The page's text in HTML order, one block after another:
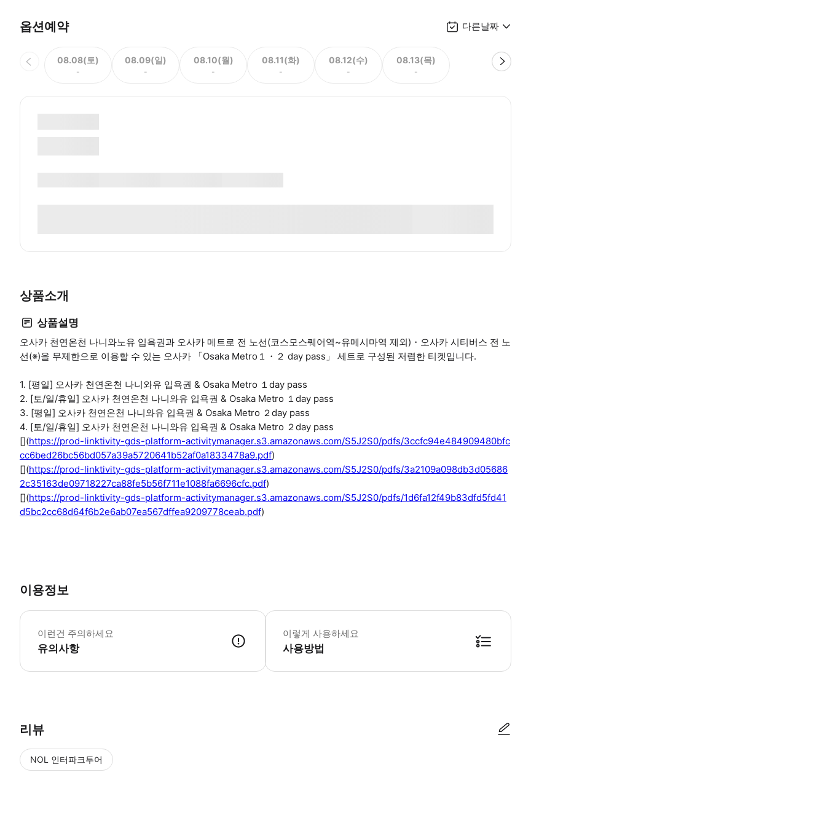
옵션예약 다른날짜
08.08(토)
-
08.09(일)
-
08.10(월)
-
08.11(화)
-
08.12(수)
-
08.13(목)
-
상품소개
상품설명
오사카 천연온천 나니와노유 입욕권과 오사카 메트로 전 노선(코스모스퀘어역~유메시마역 제외)・오사카 시티버스 전 노
선(※)을 무제한으로 이용할 수 있는 오사카 「Osaka Metro１・２ day pass」 세트로 구성된 저렴한 티켓입니다.
1. [평일] 오사카 천연온천 나니와유 입욕권 & Osaka Metro １day pass
2. [토/일/휴일] 오사카 천연온천 나니와유 입욕권 & Osaka Metro １day pass
3. [평일] 오사카 천연온천 나니와유 입욕권 & Osaka Metro ２day pass
4. [토/일/휴일] 오사카 천연온천 나니와유 입욕권 & Osaka Metro ２day pass
[](https://prod-linktivity-gds-platform-activitymanager.s3.amazonaws.com/S5J2S0/pdfs/3ccfc94e484909480bfc
cc6bed26bc56bd057a39a5720641b52af0a1833478a9.pdf)
[](https://prod-linktivity-gds-platform-activitymanager.s3.amazonaws.com/S5J2S0/pdfs/3a2109a098db3d05686
2c35163de09718227ca88fe5b56f711e1088fa6696cfc.pdf)
[](https://prod-linktivity-gds-platform-activitymanager.s3.amazonaws.com/S5J2S0/pdfs/1d6fa12f49b83dfd5fd41
d5bc2cc68d64f6b2e6ab07ea567dffea9209778ceab.pdf)
이용정보
이런건 주의하세요
유의사항
【천연 온천 나니와노유】 ・중학생 이상은 어른요금이 적용되는 점 양해바랍니다. ※유아 티켓은 현지에서 판매하고 있습니다.
이렇게 사용하세요
사용방법
리뷰
NOL 인터파크투어